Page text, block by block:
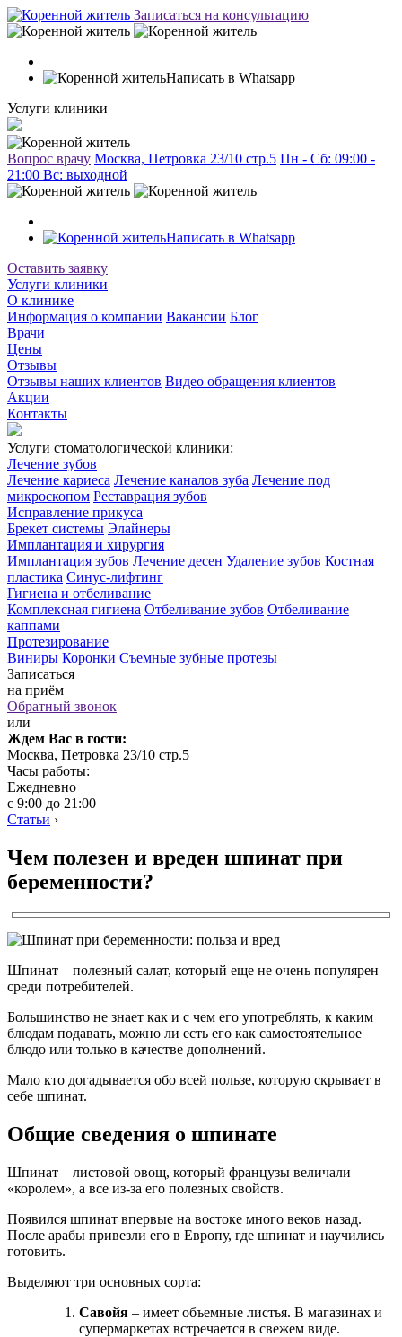
Записаться на консультацию
Написать в Whatsapp
Услуги клиники
Вопрос врачу Москва, Петровка 23/10 стр.5 Пн - Сб: 09:00 -
21:00 Вc: выходной
Написать в Whatsapp
Оставить заявку
Услуги клиники
О клинике
Информация о компании Вакансии Блог
Врачи
Цены
Отзывы
Отзывы наших клиентов Видео обращения клиентов
Акции
Контакты
Услуги стоматологической клиники:
Лечение зубов
Лечение кариеса Лечение каналов зуба Лечение под
микроскопом Реставрация зубов
Исправление прикуса
Брекет системы Элайнеры
Имплантация и хирургия
Имплантация зубов Лечение десен Удаление зубов Костная
пластика Синус-лифтинг
Гигиена и отбеливание
Комплексная гигиена Отбеливание зубов Отбеливание
каппами
Протезирование
Виниры Коронки Съемные зубные протезы
Записаться
на приём
Обратный звонок
или
Ждем Вас в гости:
Москва, Петровка 23/10 стр.5
Часы работы:
Ежедневно
с 9:00 до 21:00
Статьи ›
Чем полезен и вреден шпинат при
беременности?
Шпинат – полезный салат, который еще не очень популярен
среди потребителей.
Большинство не знает как и с чем его употреблять, к каким
блюдам подавать, можно ли есть его как самостоятельное
блюдо или только в качестве дополнений.
Мало кто догадывается обо всей пользе, которую скрывает в
себе шпинат.
Общие сведения о шпинате
Шпинат – листовой овощ, который французы величали
«королем», а все из-за его полезных свойств.
Появился шпинат впервые на востоке много веков назад.
После арабы привезли его в Европу, где шпинат и научились
готовить.
Выделяют три основных сорта:
Савойя – имеет объемные листья. В магазинах и
супермаркетах встречается в свежем виде.